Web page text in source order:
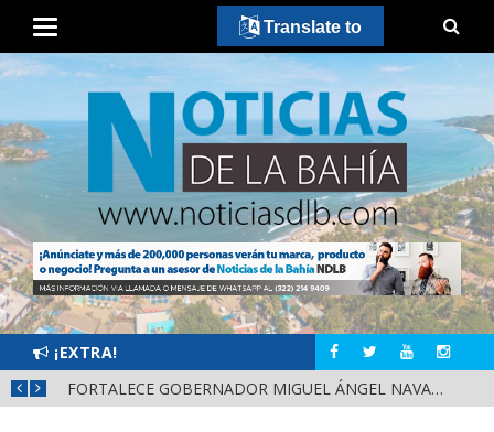
¡EXTRA!
FORTALECE GOBERNADOR MIGUEL ÁNGEL NAVARRO LA COORDINACIÓN CON EL SECTOR EDUCATIVO EN NAYARIT
Translate to